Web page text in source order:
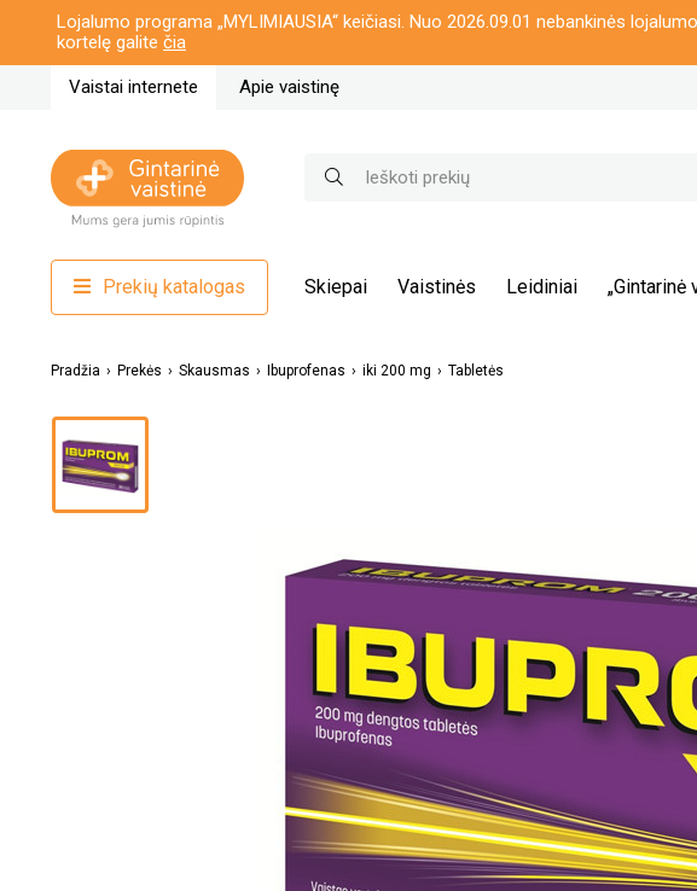
Lojalumo programa „MYLIMIAUSIA“ keičiasi. Nuo 2026.09.01 nebankinės
kortelę galite čia
Vaistai internete Apie vaistinę
Prekių katalogas Skiepai Vaistinės Leidiniai „Gintarinė
Pradžia Prekės Skausmas Ibuprofenas iki 200 mg Tabletės